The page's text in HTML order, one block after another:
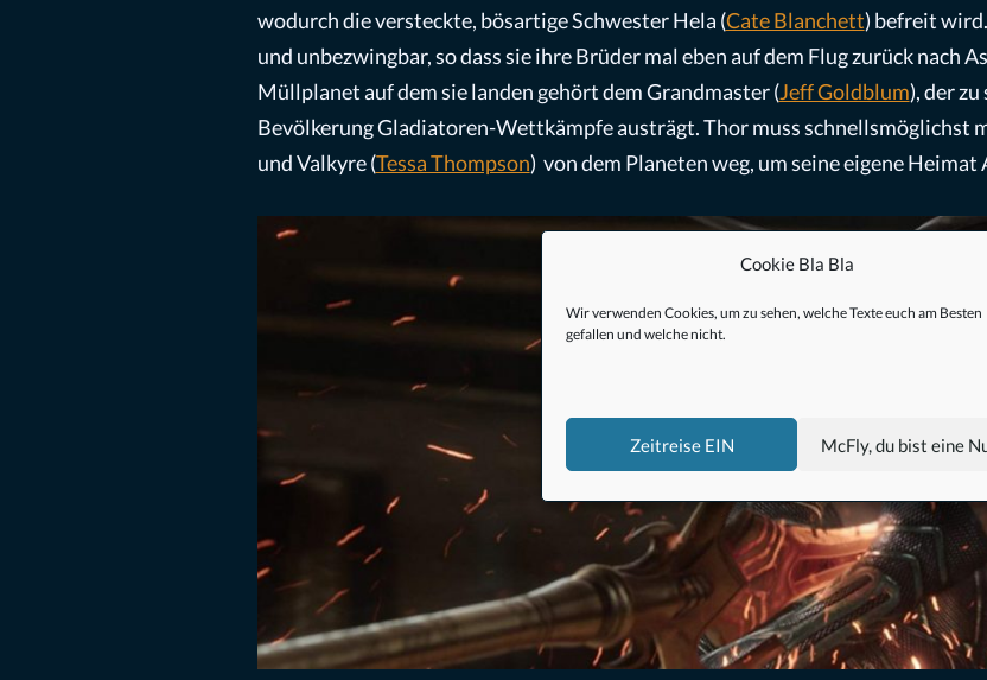
Cookie Bla Bla
Wir verwenden Cookies, um zu sehen, welche Texte euch am Besten
gefallen und welche nicht.
Zeitreise EIN McFly, du bist eine
wodurch die versteckte, bösartige Schwester Hela (Cate Blanchett) befreit
und unbezwingbar, so dass sie ihre Brüder mal eben auf dem Flug zurück nach
Müllplanet auf dem sie landen gehört dem Grandmaster (Jeff Goldblum), der
Bevölkerung Gladiatoren-Wettkämpfe austrägt. Thor muss schnellsmöglichst
und Valkyre (Tessa Thompson) von dem Planeten weg, um seine eigene